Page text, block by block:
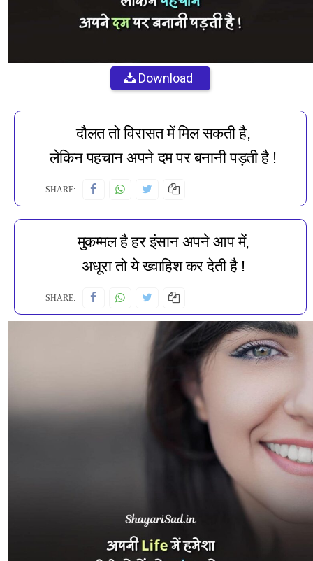
Download
दौलत तो विरासत में मिल सकती है,
लेकिन पहचान अपने दम पर बनानी पड़ती है !
SHARE:
मुकम्मल है हर इंसान अपने आप में,
अधूरा तो ये ख्वाहिश कर देती है !
SHARE: